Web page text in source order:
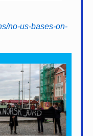
no-us-bases-on-